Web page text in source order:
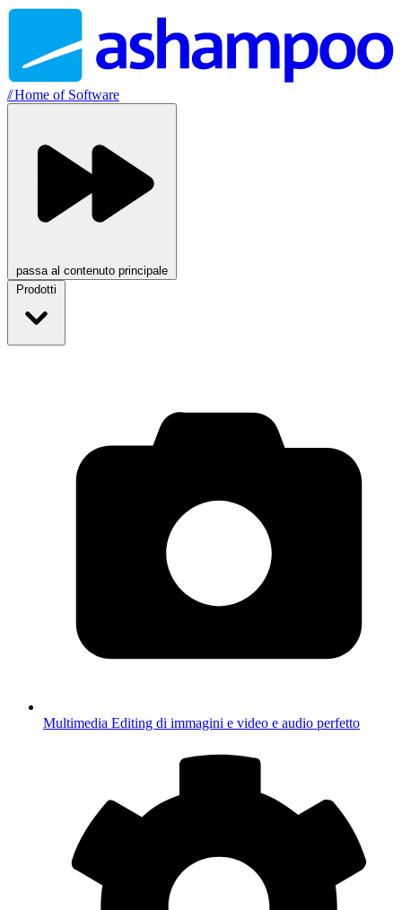
//Home of Software
passa al contenuto principale
Prodotti
Multimedia Editing di immagini e video e audio perfetto